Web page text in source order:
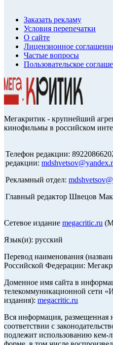
Заказать рекламу
Условия перепечатки
О сайте
Лицензионное
Частые вопросы
Пользовательское
Мегакритик - крупнейший
кинофильмы в российском
Телефон редакции:
редакции:
Рекламный отдел:
Главный редактор Швецов
Сетевое издание megacritic.ru
Язык(и): русский
Перевод наименования
Российской Федерации:
Доменное имя сайта в
телекоммуникационной сети
издания): megacritic.ru
Вся информация, размещенная
соответствии с
подлежит использованию кем-